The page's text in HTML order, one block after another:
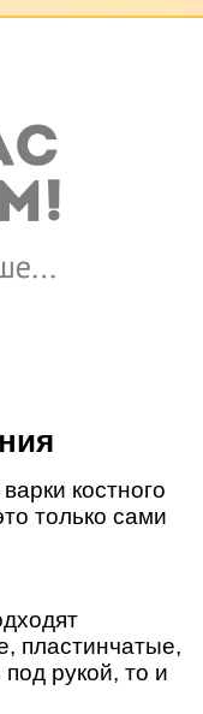
костного
только сами
пластинчатые,
рукой, то и